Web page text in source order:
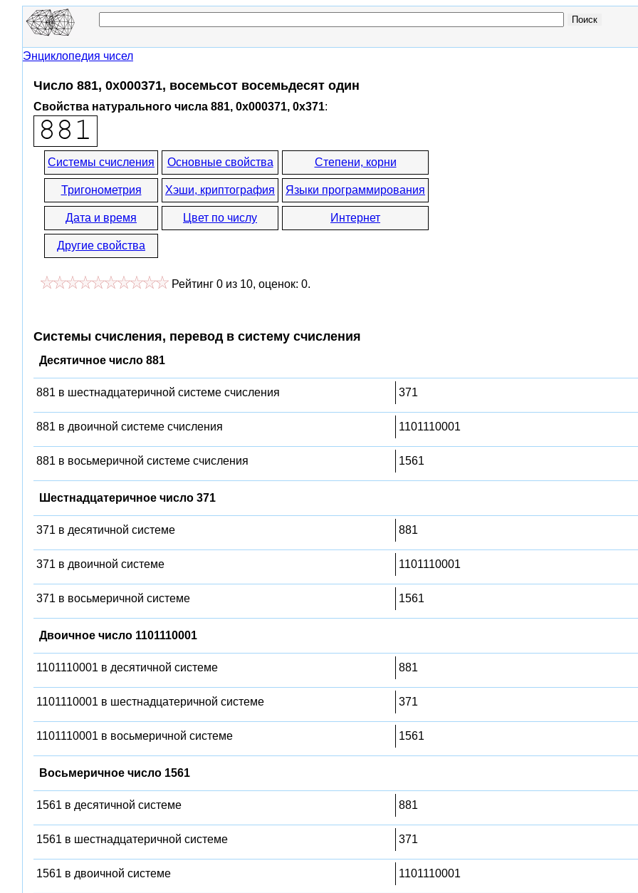
Энциклопедия чисел
Число 881, 0x000371, восемьсот восемьдесят один
Свойства натурального числа 881, 0x000371, 0x371:
Системы счисления Основные свойства Степени, корни
Тригонометрия Хэши, криптография Языки программирования
Дата и время Цвет по числу Интернет
Другие свойства
Рейтинг 0 из 10, оценок: 0.
Системы счисления, перевод в систему счисления
Десятичное число 881
881 в шестнадцатеричной системе счисления 371
881 в двоичной системе счисления 1101110001
881 в восьмеричной системе счисления 1561
Шестнадцатеричное число 371
371 в десятичной системе 881
371 в двоичной системе 1101110001
371 в восьмеричной системе 1561
Двоичное число 1101110001
1101110001 в десятичной системе 881
1101110001 в шестнадцатеричной системе 371
1101110001 в восьмеричной системе 1561
Восьмеричное число 1561
1561 в десятичной системе 881
1561 в шестнадцатеричной системе 371
1561 в двоичной системе 1101110001